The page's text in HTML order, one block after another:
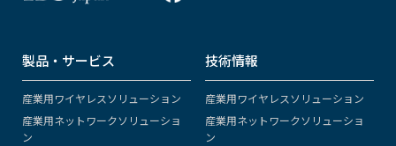
製品・サービス
産業用ワイヤレスソリューション
産業用ネットワークソリューショ
ン
技術情報
産業用ワイヤレスソリューション
産業用ネットワークソリューショ
ン